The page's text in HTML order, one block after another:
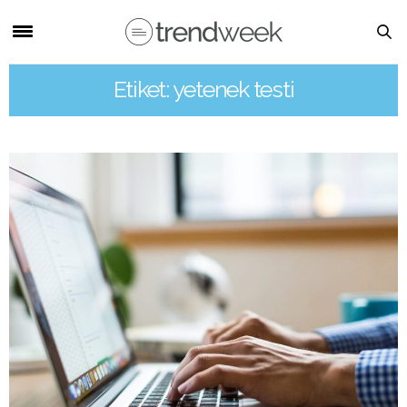
Etiket: yetenek testi